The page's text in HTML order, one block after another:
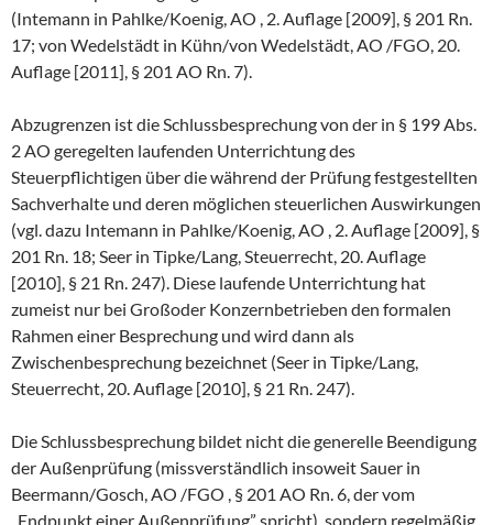
(Intemann in Pahlke/Koenig, AO , 2. Auflage [2009], § 201 Rn.
17; von Wedelstädt in Kühn/von Wedelstädt, AO /FGO, 20.
Auflage [2011], § 201 AO Rn. 7).
Abzugrenzen ist die Schlussbesprechung von der in § 199 Abs.
2 AO geregelten laufenden Unterrichtung des
Steuerpflichtigen über die während der Prüfung festgestellten
Sachverhalte und deren möglichen steuerlichen Auswirkungen
(vgl. dazu Intemann in Pahlke/Koenig, AO , 2. Auflage [2009], §
201 Rn. 18; Seer in Tipke/Lang, Steuerrecht, 20. Auflage
[2010], § 21 Rn. 247). Diese laufende Unterrichtung hat
zumeist nur bei Großoder Konzernbetrieben den formalen
Rahmen einer Besprechung und wird dann als
Zwischenbesprechung bezeichnet (Seer in Tipke/Lang,
Steuerrecht, 20. Auflage [2010], § 21 Rn. 247).
Die Schlussbesprechung bildet nicht die generelle Beendigung
der Außenprüfung (missverständlich insoweit Sauer in
Beermann/Gosch, AO /FGO , § 201 AO Rn. 6, der vom
„Endpunkt einer Außenprüfung” spricht), sondern regelmäßig